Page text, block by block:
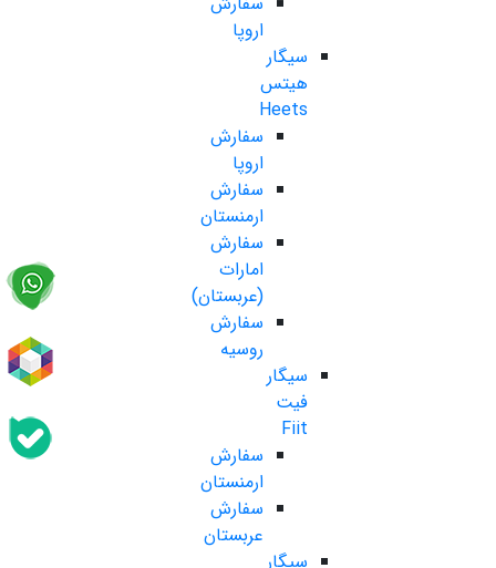
اروپا
سیگار
هیتس
Heets
سفارش
اروپا
سفارش
ارمنستان
سفارش
امارات
(عربستان)
سفارش
روسیه
سیگار
فیت
Fiit
سفارش
ارمنستان
سفارش
عربستان
سیگار